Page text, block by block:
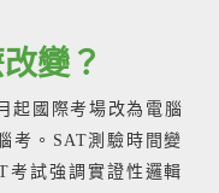
變？
起國際考場改為電腦
考。SAT測驗時間變
考試強調實證性邏輯